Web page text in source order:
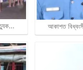
আকাশত